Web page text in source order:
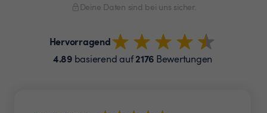
Deine Daten sind bei uns sicher.
Hervorragend
4.89basierend auf2176 Bewertungen